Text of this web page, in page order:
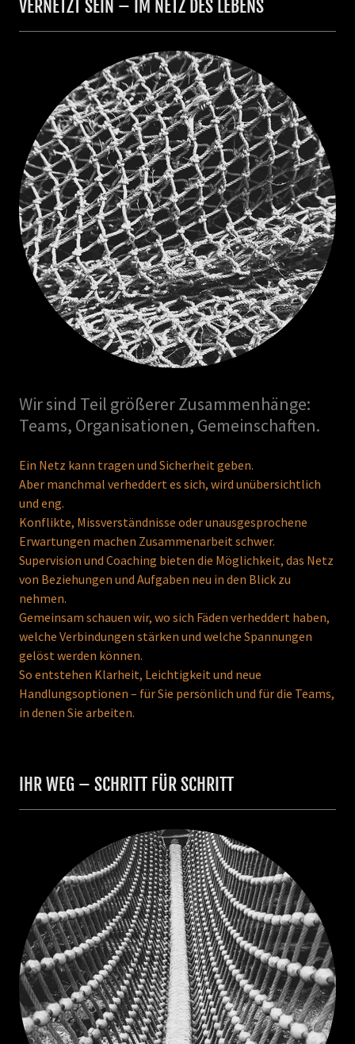
VERNETZT SEIN – IM NETZ DES LEBENS
Wir sind Teil größerer Zusammenhänge:
Teams, Organisationen, Gemeinschaften.
Ein Netz kann tragen und Sicherheit geben.
Aber manchmal verheddert es sich, wird unübersichtlich
und eng.
Konflikte, Missverständnisse oder unausgesprochene
Erwartungen machen Zusammenarbeit schwer.
Supervision und Coaching bieten die Möglichkeit, das Netz
von Beziehungen und Aufgaben neu in den Blick zu
nehmen.
Gemeinsam schauen wir, wo sich Fäden verheddert haben,
welche Verbindungen stärken und welche Spannungen
gelöst werden können.
So entstehen Klarheit, Leichtigkeit und neue
Handlungsoptionen – für Sie persönlich und für die Teams,
in denen Sie arbeiten.
IHR WEG – SCHRITT FÜR SCHRITT